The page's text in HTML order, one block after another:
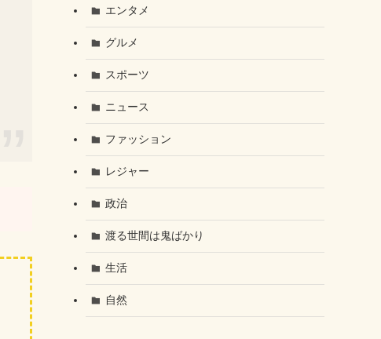
エンタメ
グルメ
スポーツ
ニュース
ファッション
レジャー
政治
渡る世間は鬼ばかり
生活
自然